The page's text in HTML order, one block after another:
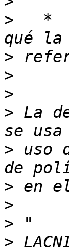
>
*
>
>
>
> La
> uso
>
>
>
>